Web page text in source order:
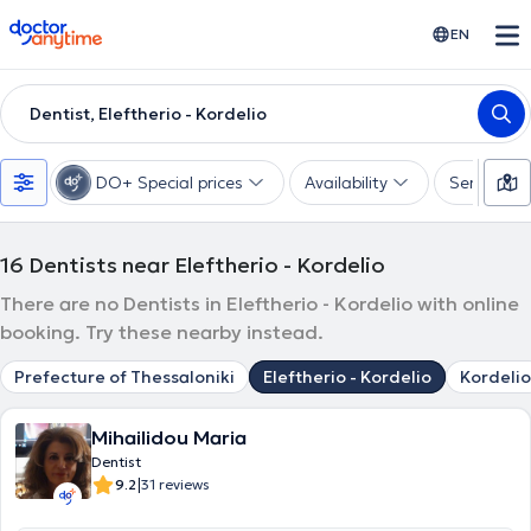
doctoranytime EN
Dentist, Eleftherio - Kordelio
DO+ Special prices Availability Services
16 Dentists near Eleftherio - Kordelio
There are no Dentists in Eleftherio - Kordelio with online
booking. Try these nearby instead.
Prefecture of Thessaloniki Eleftherio - Kordelio Kordelio
Mihailidou Maria
Dentist
9.2|31 reviews